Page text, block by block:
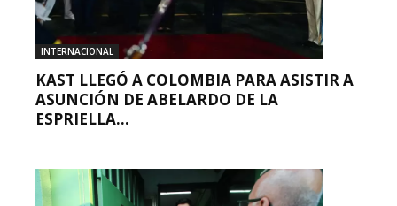
INTERNACIONAL
KAST LLEGÓ A COLOMBIA PARA ASISTIR A
ASUNCIÓN DE ABELARDO DE LA
ESPRIELLA...